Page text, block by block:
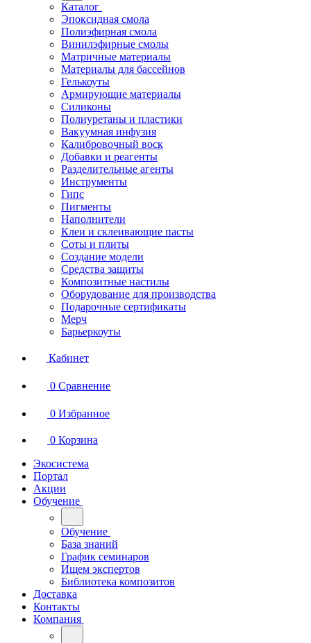
Каталог
Эпоксидная смола
Полиэфирная смола
Винилэфирные смолы
Матричные материалы
Материалы для бассейнов
Гелькоуты
Армирующие материалы
Силиконы
Полиуретаны и пластики
Вакуумная инфузия
Калибровочный воск
Добавки и реагенты
Разделительные агенты
Инструменты
Гипс
Пигменты
Наполнители
Клеи и склеивающие пасты
Соты и плиты
Создание модели
Средства защиты
Композитные настилы
Оборудование для производства
Подарочные сертификаты
Мерч
Барьеркоуты
Кабинет
0 Сравнение
0 Избранное
0 Корзина
Экосистема
Портал
Акции
Обучение
Обучение
База знаний
График семинаров
Ищем экспертов
Библиотека композитов
Доставка
Контакты
Компания